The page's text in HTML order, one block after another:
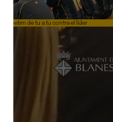
Competim de tu a tu contra el líder